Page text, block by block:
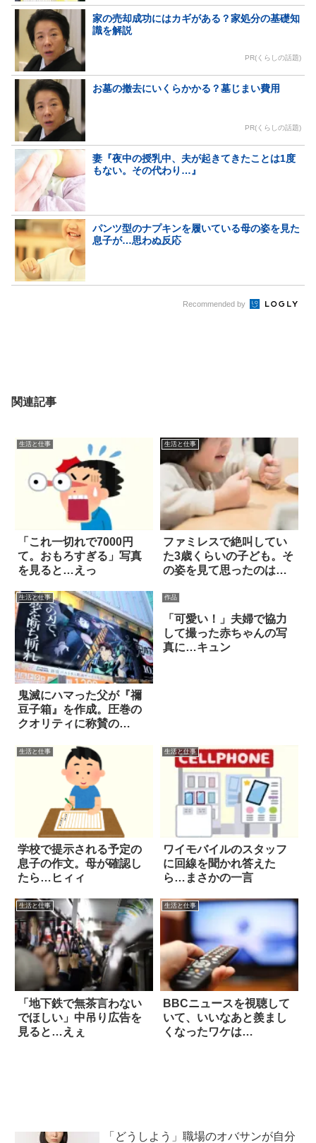
家の売却成功にはカギがある？家処分の基礎知
識を解説
PR(くらしの話題)
お墓の撤去にいくらかかる？墓じまい費用
PR(くらしの話題)
妻『夜中の授乳中、夫が起きてきたことは1度
もない。その代わり…』
パンツ型のナプキンを履いている母の姿を見た
息子が…思わぬ反応
Recommended by
関連記事
生活と仕事
「これ一切れで7000円
て。おもろすぎる」写真
を見ると…えっ
生活と仕事
ファミレスで絶叫してい
た3歳くらいの子ども。そ
の姿を見て思ったのは…
生活と仕事
鬼滅にハマった父が『禰
豆子箱』を作成。圧巻の
クオリティに称賛の
作品
「可愛い！」夫婦で協力
して撮った赤ちゃんの写
真に…キュン
生活と仕事
学校で提示される予定の
息子の作文。母が確認し
たら…ヒィィ
生活と仕事
ワイモバイルのスタッフ
に回線を聞かれ答えた
ら…まさかの一言
生活と仕事
「地下鉄で無茶言わない
でほしい」中吊り広告を
見ると…えぇ
生活と仕事
BBCニュースを視聴して
いて、いいなあと羨まし
くなったワケは…
「どうしよう」職場のオバサンが自分